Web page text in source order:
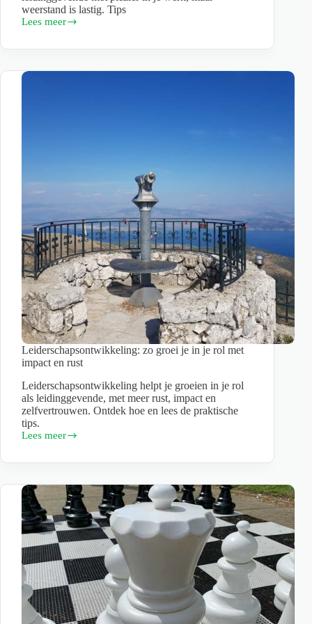
weerstand is lastig. Tips
Lees meer
Help,
krijg
van
Leiderschapsontwikkeling: zo groei je in je rol met
impact en rust
Leiderschapsontwikkeling helpt je groeien in je rol
als leidinggevende, met meer rust, impact en
zelfvertrouwen. Ontdek hoe en lees de praktische
tips.
Lees meer
Leiderschapsontwikkeling:
groei
in
je
rol
met
impact
en
rust